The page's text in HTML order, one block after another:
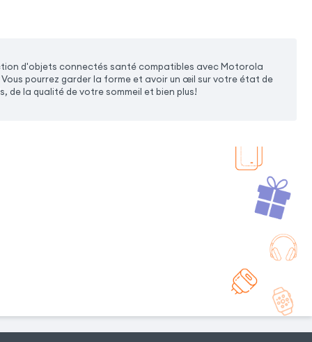
d'objets connectés santé compatibles avec Motorola
pourrez garder la forme et avoir un œil sur votre état de
de la qualité de votre sommeil et bien plus!